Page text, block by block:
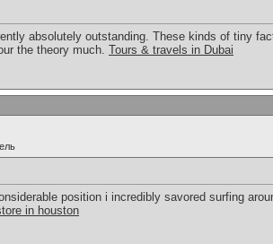
absolutely outstanding. These kinds of tiny
the theory much. Tours & travels in Dubai
position i incredibly savored surfing
in houston